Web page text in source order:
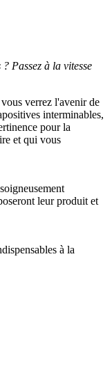
Passez à la vitesse
verrez l'avenir de
interminables,
pour la
et qui vous
leur produit et
à la